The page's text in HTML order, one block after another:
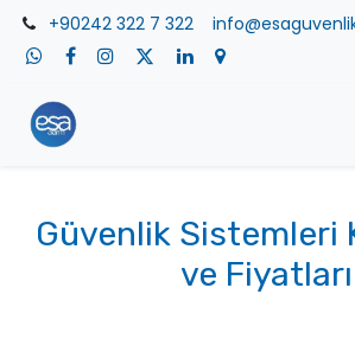
+90242 322 7 322
Güvenlik Sistemleri
ve Fiyatları